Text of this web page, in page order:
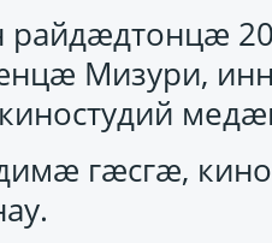
Мизури,
гӕсгӕ,